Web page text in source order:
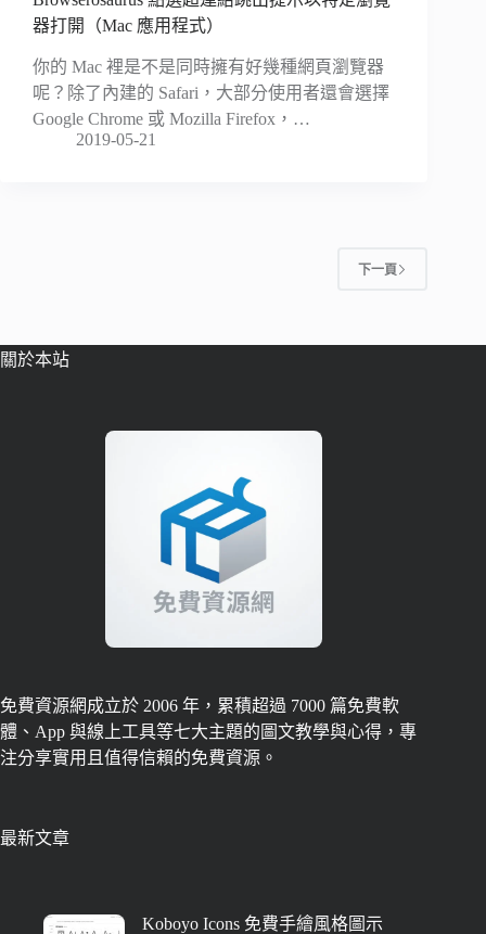
器打開（Mac 應用程式）
你的 Mac 裡是不是同時擁有好幾種網頁瀏覽器
呢？除了內建的 Safari，大部分使用者還會選擇
Google Chrome 或 Mozilla Firefox，…
2019-05-21
下一頁
關於本站
免費資源網成立於 2006 年，累積超過 7000 篇免費軟
體、App 與線上工具等七大主題的圖文教學與心得，專
注分享實用且值得信賴的免費資源。
最新文章
Koboyo Icons 免費手繪風格圖示